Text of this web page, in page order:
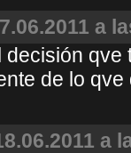
a
decisión qve
de lo
a